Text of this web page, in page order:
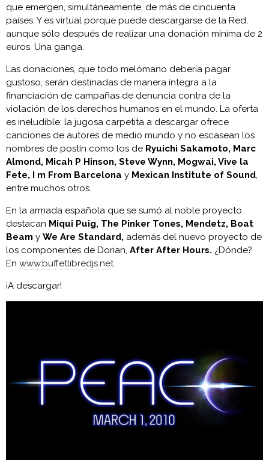
que emergen, simultáneamente, de más de cincuenta
países. Y es virtual porque puede descargarse de la Red,
aunque sólo después de realizar una donación mínima de 2
euros. Una ganga.
Las donaciones, que todo melómano debería pagar
gustoso, serán destinadas de manera íntegra a la
financiación de campañas de denuncia contra de la
violación de los derechos humanos en el mundo. La oferta
es ineludible: la jugosa carpetita a descargar ofrece
canciones de autores de medio mundo y no escasean los
nombres de postín como los de Ryuichi Sakamoto, Marc
Almond, Micah P Hinson, Steve Wynn, Mogwai, Vive la
Fete, I m From Barcelona y Mexican Institute of Sound,
entre muchos otros.
En la armada española que se sumó al noble proyecto
destacan Miqui Puig, The Pinker Tones, Mendetz, Boat
Beam y We Are Standard, además del nuevo proyecto de
los componentes de Dorian, After After Hours. ¿Dónde?
En www.buffetlibredjs.net.
¡A descargar!